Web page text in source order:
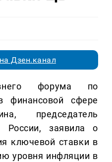
Дзен.канал
форума по
финансовой сфере
председатель
России, заявила о
ключевой ставки в
уровня инфляции в